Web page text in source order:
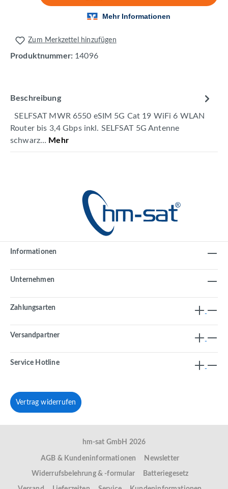
Zum Merkzettel hinzufügen
Produktnummer: 14096
Beschreibung
SELFSAT MWR 6550 eSIM 5G Cat 19 WiFi 6 WLAN
Router bis 3,4 Gbps inkl. SELFSAT 5G Antenne
schwarz… Mehr
Informationen
Unternehmen
Zahlungsarten
Versandpartner
Service Hotline
Vertrag widerrufen
hm-sat GmbH 2026
AGB & Kundeninformationen Newsletter
Widerrufsbelehrung & -formular Batteriegesetz